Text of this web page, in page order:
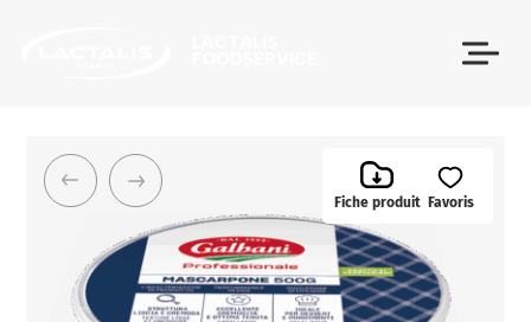
Fiche produit Favoris